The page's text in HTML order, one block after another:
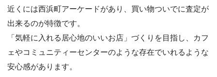
近くには西浜町アーケードがあり、買い物ついでに査定が
出来るのが特徴です。
「気軽に入れる居心地のいいお店」づくりを目指し、カフ
ェやコミュニティーセンターのような存在でいれるような
安心感があります。